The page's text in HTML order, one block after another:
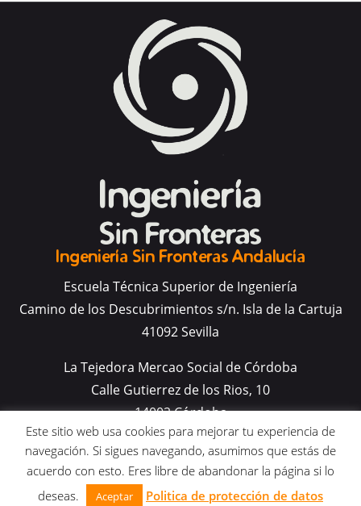
Ingeniería Sin Fronteras Andalucía
Escuela Técnica Superior de Ingeniería
Camino de los Descubrimientos s/n. Isla de la Cartuja
41092 Sevilla
La Tejedora Mercao Social de Córdoba
Calle Gutierrez de los Rios, 10
14002 Córdoba
Este sitio web usa cookies para mejorar tu experiencia de
navegación. Si sigues navegando, asumimos que estás de
acuerdo con esto. Eres libre de abandonar la página si lo
deseas.
Aceptar Politica de protección de datos